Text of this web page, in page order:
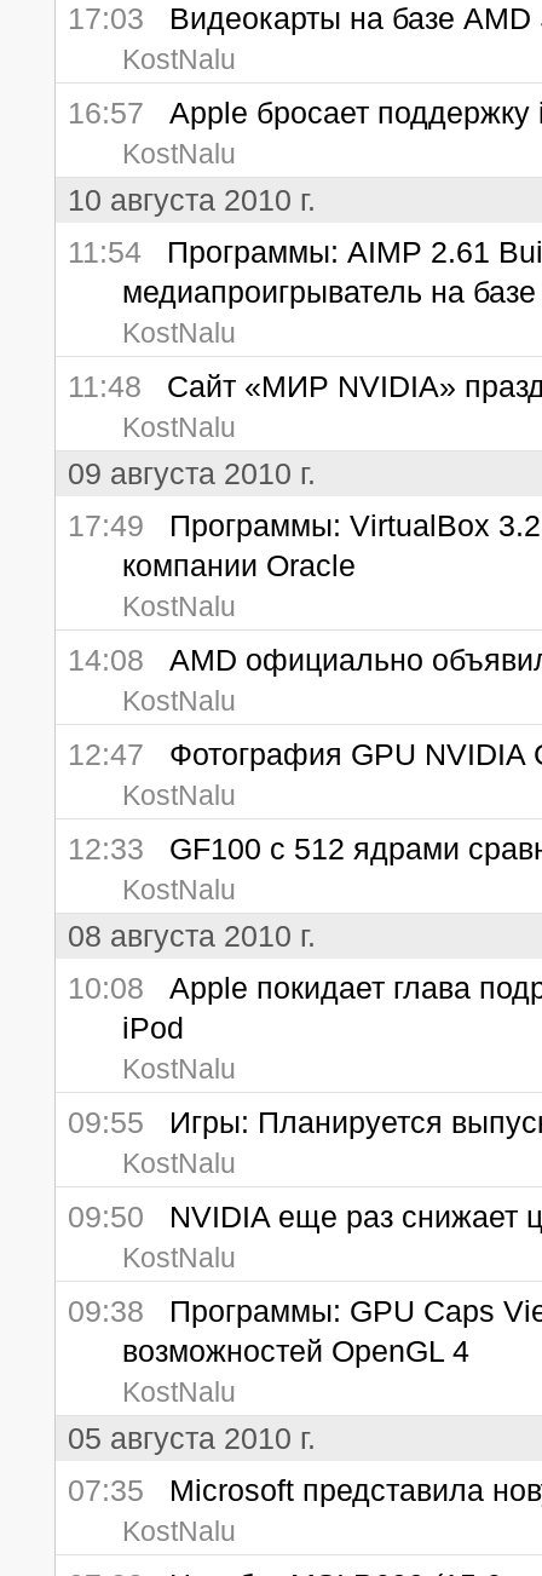
17:03 Видеокарты на базе AMD
KostNalu
16:57 Apple бросает поддержку
KostNalu
10 августа 2010 г.
11:54 Программы: AIMP 2.61
медиапроигрыватель на
KostNalu
11:48 Сайт «МИР NVIDIA»
KostNalu
09 августа 2010 г.
17:49 Программы: VirtualBox
компании Oracle
KostNalu
14:08 AMD официально
KostNalu
12:47 Фотография GPU NVIDIA
KostNalu
12:33 GF100 с 512 ядрами
KostNalu
08 августа 2010 г.
10:08 Apple покидает глава
iPod
KostNalu
09:55 Игры: Планируется
KostNalu
09:50 NVIDIA еще раз снижает
KostNalu
09:38 Программы: GPU Caps
возможностей OpenGL 4
KostNalu
05 августа 2010 г.
07:35 Microsoft представила
KostNalu